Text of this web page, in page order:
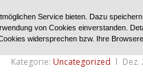
Service bieten. Dazu
von Cookies einverstanden.
widersprechen bzw. Ihre
Kategorie: Uncategorized Dez.